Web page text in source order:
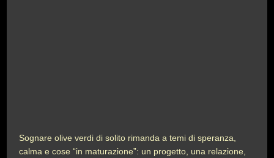
Sognare olive verdi di solito rimanda a temi di speranza,
calma e cose “in maturazione”: un progetto, una relazione,